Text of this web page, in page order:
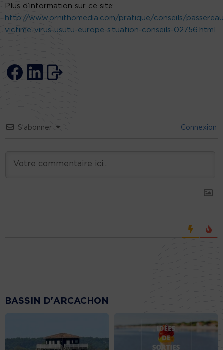
Plus d’information sur ce site:
http://www.ornithomedia.com/pratique/conseils/
victime-virus-usutu-europe-situation-conseils-02756.html
S’abonner Connexion
BASSIN D'ARCACHON